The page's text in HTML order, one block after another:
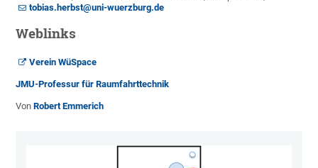
tobias.herbst@uni-wuerzburg.de
Weblinks
Verein WüSpace
JMU-Professur für Raumfahrttechnik
VonRobert Emmerich